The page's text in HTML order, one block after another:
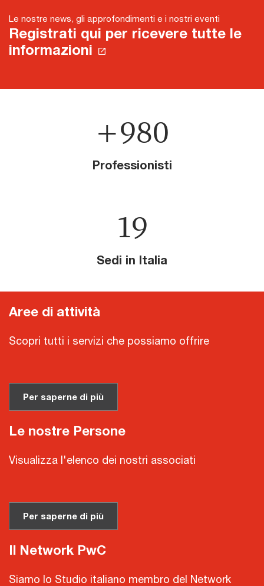
Le nostre news, gli approfondimenti e i nostri eventi
Registrati qui per ricevere tutte le
informazioni
+980
Professionisti
19
Sedi in Italia
Aree di attività
Scopri tutti i servizi che possiamo offrire
Per saperne di più
Le nostre Persone
Visualizza l'elenco dei nostri associati
Per saperne di più
Il Network PwC
Siamo lo Studio italiano membro del Network